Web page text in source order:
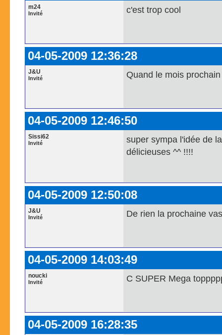
m24
Invité c'est trop cool
04-05-2009 12:36:28
J&U
Invité Quand le mois
04-05-2009 12:46:50
Sissi62
Invité
super sympa l'idée de
délicieuses ^^ !!!!
04-05-2009 12:50:08
J&U
Invité De rien la prochaine
04-05-2009 14:03:49
noucki
Invité C SUPER Mega
04-05-2009 16:28:35